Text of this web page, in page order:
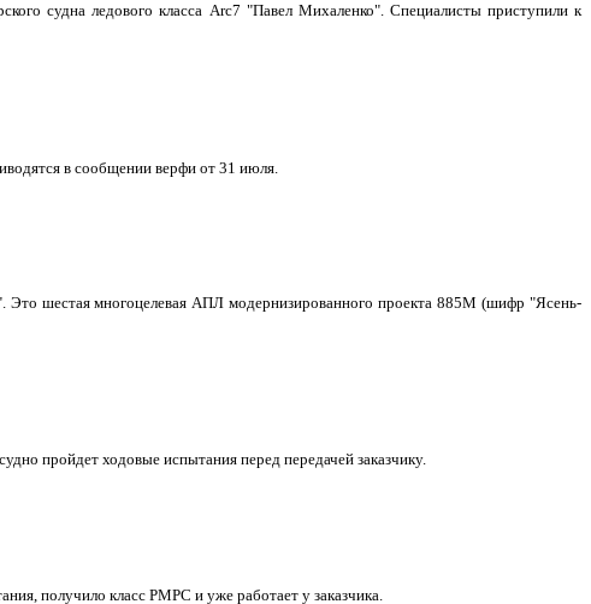
судна ледового класса Arc7 "Павел Михаленко". Специалисты приступили к
в сообщении верфи от 31 июля.
Это шестая многоцелевая АПЛ модернизированного проекта 885М (шифр "Ясень-
пройдет ходовые испытания перед передачей заказчику.
получило класс РМРС и уже работает у заказчика.